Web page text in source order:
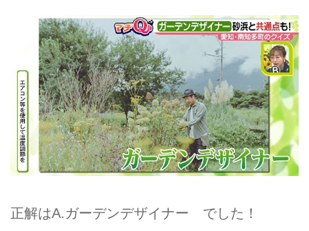
正解はA.ガーデンデザイナー でした！